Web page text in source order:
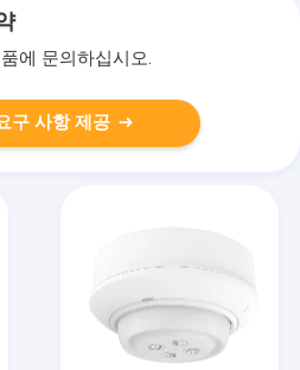
에 문의하십시오.
구 사항 제공